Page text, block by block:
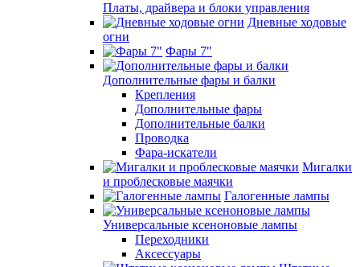
Платы, драйвера и блоки управления
Дневные ходовые
огни
Фары 7"
Дополнительные фары и балки
Крепления
Дополнительные фары
Дополнительные балки
Проводка
Фара-искатели
Мигалки
и проблесковые маячки
Галогенные лампы
Универсальные ксеноновые лампы
Переходники
Аксессуары